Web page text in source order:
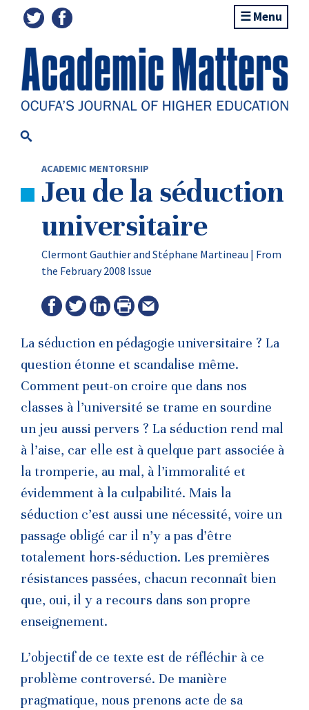
Menu
ACADEMIC MENTORSHIP
Jeu de la séduction
universitaire
Clermont Gauthier and Stéphane Martineau | From
the February 2008 Issue
La séduction en pédagogie universitaire ? La
question étonne et scandalise même.
Comment peut-on croire que dans nos
classes à l’université se trame en sourdine
un jeu aussi pervers ? La séduction rend mal
à l’aise, car elle est à quelque part associée à
la tromperie, au mal, à l’immoralité et
évidemment à la culpabilité. Mais la
séduction c’est aussi une nécessité, voire un
passage obligé car il n’y a pas d’être
totalement hors-séduction. Les premières
résistances passées, chacun reconnaît bien
que, oui, il y a recours dans son propre
enseignement.
L’objectif de ce texte est de réfléchir à ce
problème controversé. De manière
pragmatique, nous prenons acte de sa